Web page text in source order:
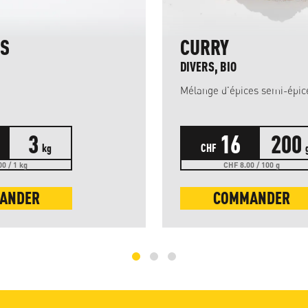
3 kg
/ 1 kg
CURRY
DIVERS, BIO
Mélange d'épices semi-
CHF 16 200
CHF 8.00 / 100 g
COMMANDER